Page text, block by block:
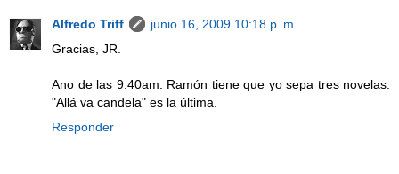
Alfredo Triff
junio 16, 2009 10:18 p. m.
Gracias, JR.
Ano de las 9:40am: Ramón tiene que yo sepa tres novelas.
"Allá va candela" es la última.
Responder